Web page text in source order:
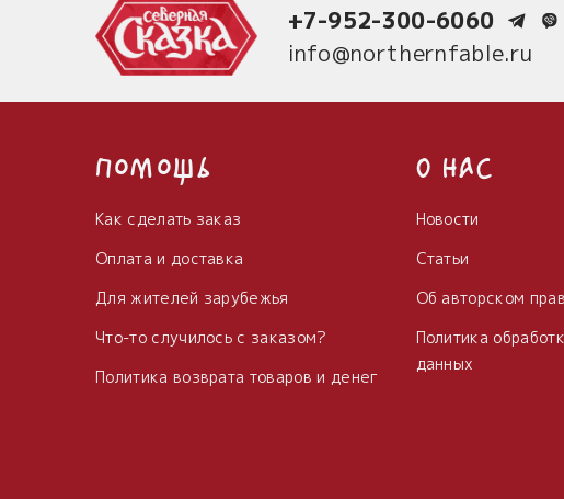
+7-952-300-6060
info@northernfable.ru
Помощь
Как сделать заказ
Оплата и доставка
Для жителей зарубежья
Что-то случилось с заказом?
Политика возврата товаров и денег
О нас
Новости
Статьи
Об авторском
Политика
данных